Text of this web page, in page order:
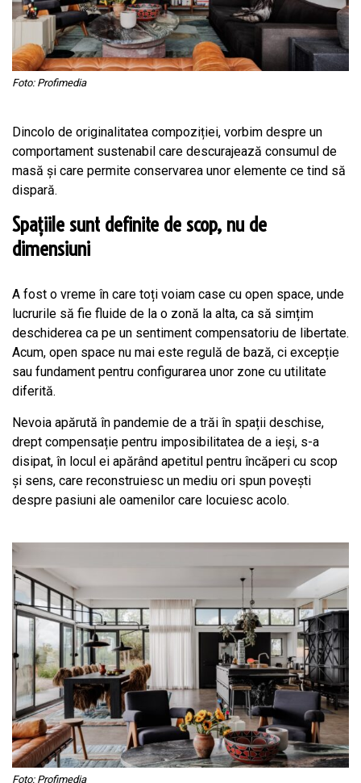
Foto: Profimedia
Dincolo de originalitatea compoziției, vorbim despre un
comportament sustenabil care descurajează consumul de
masă și care permite conservarea unor elemente ce tind să
dispară.
Spațiile sunt definite de scop, nu de
dimensiuni
A fost o vreme în care toți voiam case cu open space, unde
lucrurile să fie fluide de la o zonă la alta, ca să simțim
deschiderea ca pe un sentiment compensatoriu de libertate.
Acum, open space nu mai este regulă de bază, ci excepție
sau fundament pentru configurarea unor zone cu utilitate
diferită.
Nevoia apărută în pandemie de a trăi în spații deschise,
drept compensație pentru imposibilitatea de a ieși, s-a
disipat, în locul ei apărând apetitul pentru încăperi cu scop
și sens, care reconstruiesc un mediu ori spun povești
despre pasiuni ale oamenilor care locuiesc acolo.
Foto: Profimedia